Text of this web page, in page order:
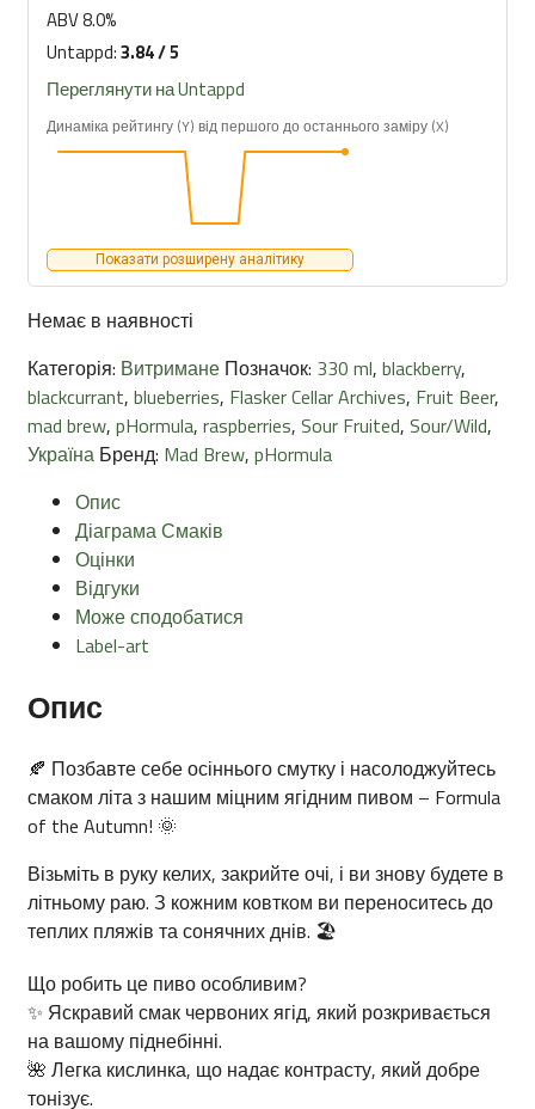
ABV 8.0%
Untappd:3.84 / 5
Переглянути на Untappd
Динаміка рейтингу (Y) від першого до останнього заміру (X)
Показати розширену аналітику
Немає в наявності
Категорія: Витримане Позначок: 330 ml, blackberry,
blackcurrant, blueberries, Flasker Cellar Archives, Fruit Beer,
mad brew, pHormula, raspberries, Sour Fruited, Sour/Wild,
Україна Бренд: Mad Brew, pHormula
Опис
Діаграма Смаків
Оцінки
Відгуки
Може сподобатися
Label-art
Опис
🍂 Позбавте себе осіннього смутку і насолоджуйтесь
смаком літа з нашим міцним ягідним пивом – Formula
of the Autumn! 🌞
Візьміть в руку келих, закрийте очі, і ви знову будете в
літньому раю. З кожним ковтком ви переноситесь до
теплих пляжів та сонячних днів. 🏖️
Що робить це пиво особливим?
✨ Яскравий смак червоних ягід, який розкривається
на вашому піднебінні.
🌺 Легка кислинка, що надає контрасту, який добре
тонізує.